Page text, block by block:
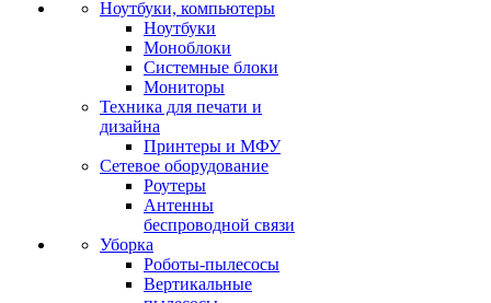
Ноутбуки, компьютеры
Ноутбуки
Моноблоки
Системные блоки
Мониторы
Техника для печати и
дизайна
Принтеры и МФУ
Сетевое оборудование
Роутеры
Антенны
беспроводной связи
Уборка
Роботы-пылесосы
Вертикальные